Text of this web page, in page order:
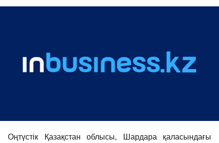
Оңтүстік Қазақстан облысы, Шардара қаласындағы